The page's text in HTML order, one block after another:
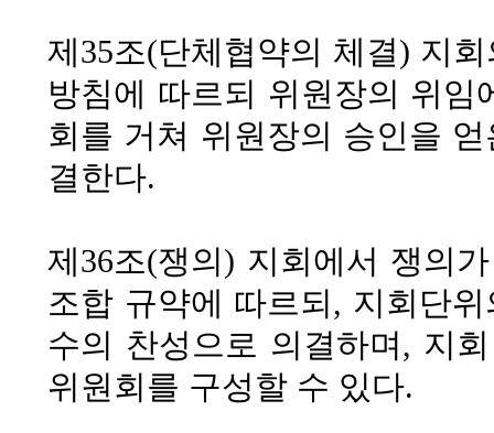
제35조(단체협약의 체결) 지
방침에 따르되 위원장의 위
회를 거쳐 위원장의 승인을
결한다.
제36조(쟁의) 지회에서 쟁의
조합 규약에 따르되, 지회단
수의 찬성으로 의결하며, 지
위원회를 구성할 수 있다.